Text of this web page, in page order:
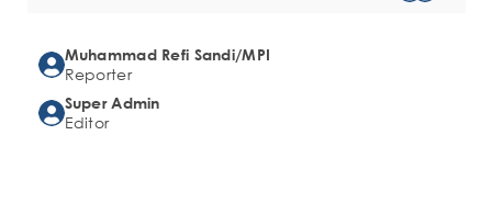
Muhammad Refi Sandi/MPI
Reporter
Super Admin
Editor